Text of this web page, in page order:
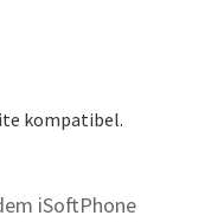
kompatibel.
iSoftPhone